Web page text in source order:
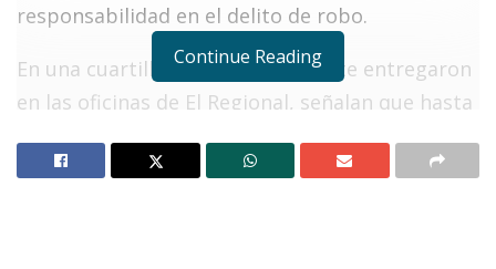
responsabilidad en el delito de robo.
En una cuartilla que personalmente entregaron
en las oficinas de El Regional, señalan que hasta
Bonifacio, “Las autoridades sólo cuentan con el
Continue Reading